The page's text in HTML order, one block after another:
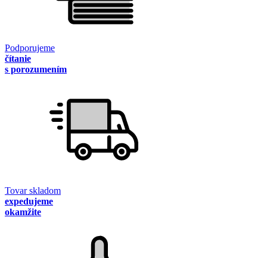
Podporujeme
čítanie
s porozumením
Tovar skladom
expedujeme
okamžite